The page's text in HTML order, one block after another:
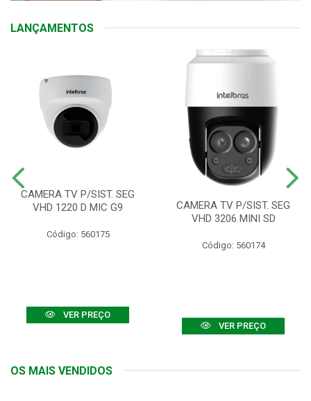
LANÇAMENTOS
CAMERA TV P/SIST. SEG
VHD 1220 D MIC G9
Código: 560175
VER PREÇO
CAMERA TV P/SIST. SEG
VHD 3206 MINI SD
Código: 560174
VER PREÇO
OS MAIS VENDIDOS